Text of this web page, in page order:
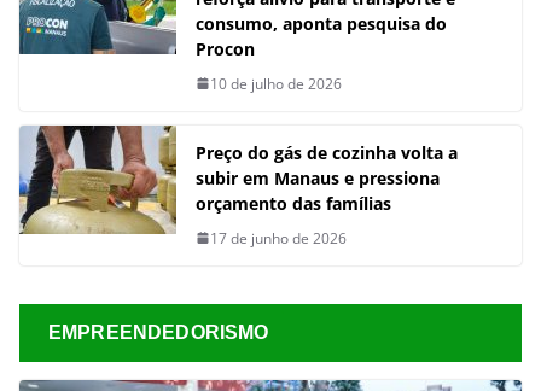
consumo, aponta pesquisa do
Procon
10 de julho de 2026
Preço do gás de cozinha volta a
subir em Manaus e pressiona
orçamento das famílias
17 de junho de 2026
EMPREENDEDORISMO